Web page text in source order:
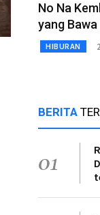
No Na
yang
HIBURAN
BERITA
01